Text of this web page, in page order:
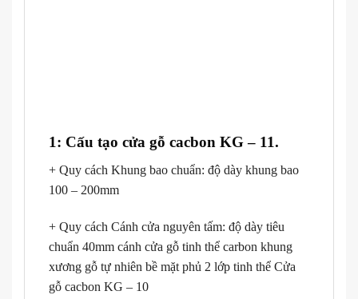
1: Cấu tạo cửa gỗ cacbon KG – 11.
+ Quy cách Khung bao chuẩn: độ dày khung bao
100 – 200mm
+ Quy cách Cánh cửa nguyên tấm: độ dày tiêu
chuẩn 40mm cánh cửa gỗ tinh thể carbon khung
xương gỗ tự nhiên bề mặt phủ 2 lớp tinh thể Cửa
gỗ cacbon KG – 10